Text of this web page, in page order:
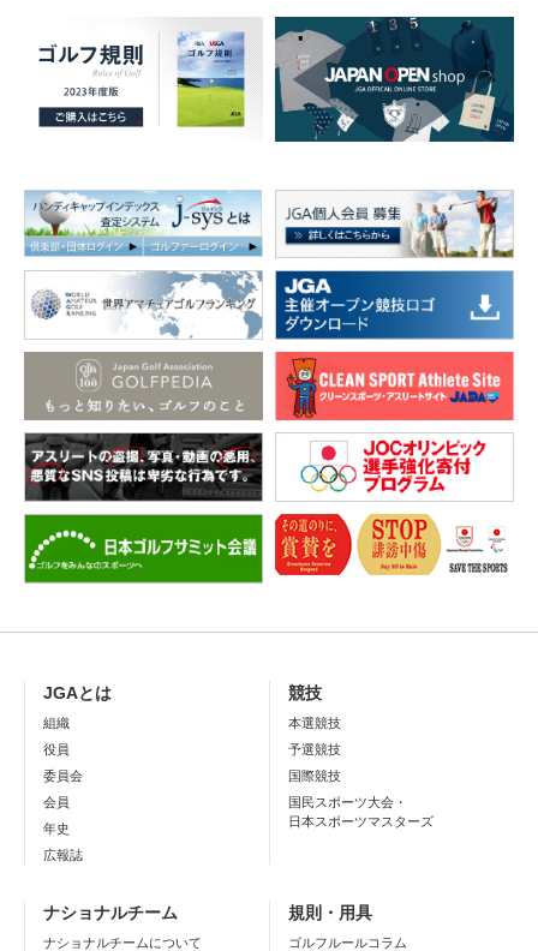
JGAとは
組織
役員
委員会
会員
年史
広報誌
競技
本選競技
予選競技
国際競技
国民スポーツ大会・
日本スポーツマスターズ
ナショナルチーム
ナショナルチームについて
規則・用具
ゴルフルールコラム